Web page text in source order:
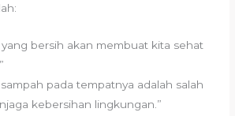
bersih akan membuat kita sehat
pada tempatnya adalah salah
kebersihan lingkungan.”